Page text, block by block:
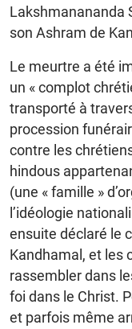
Lakshmanananda
son Ashram de
Le meurtre a été
un « complot
transporté à
procession
contre les
hindous
(une « famille »
l’idéologie
ensuite déclaré le
Kandhamal, et les
rassembler dans
foi dans le Christ.
et parfois même